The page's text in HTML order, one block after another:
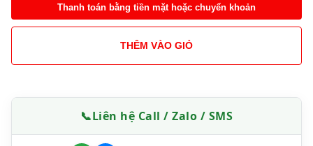
Thanh toán bằng tiền mặt hoặc chuyển khoản
THÊM VÀO GIỎ
📞Liên hệ Call / Zalo / SMS